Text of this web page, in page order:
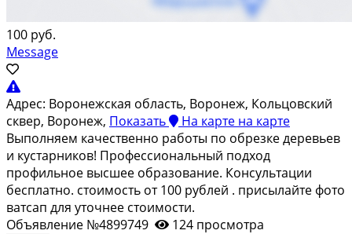
100 руб.
Message
Адрес: Воронежская область, Воронеж, Кольцовский
сквер, Воронеж, Показать На карте на карте
Выполняем качественно работы по обрезке деревьев
и кустарников! Профессиональный подход
профильное высшее образование. Консультации
бесплатно. стоимость от 100 рублей . присылайте фото
ватсап для уточнее стоимости.
Объявление №4899749
124 просмотра